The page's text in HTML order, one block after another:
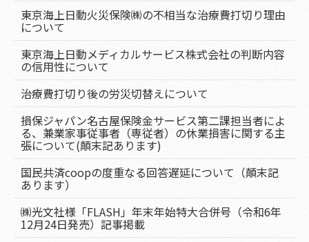
東京海上日動火災保険㈱の不相当な治療費打切り理由
について
東京海上日動メディカルサービス株式会社の判断内容
の信用性について
治療費打切り後の労災切替えについて
損保ジャパン名古屋保険金サービス第二課担当者によ
る、兼業家事従事者（専従者）の休業損害に関する主
張について(顛末記あります)
国民共済coopの度重なる回答遅延について（顛末記
あります）
㈱光文社様「FLASH」年末年始特大合併号（令和6年
12月24日発売）記事掲載